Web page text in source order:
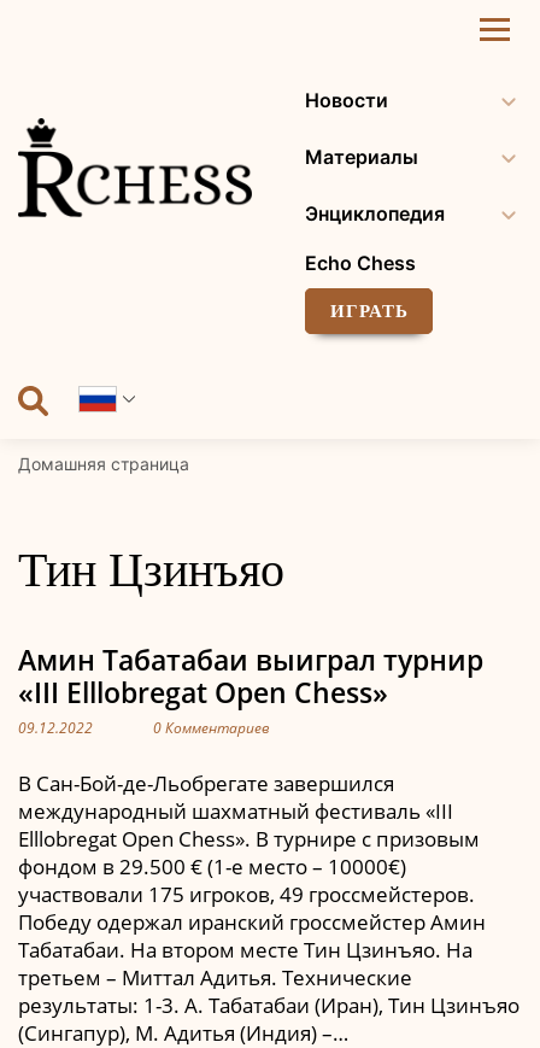
Новости
Материалы
Энциклопедия
Echo Chess
ИГРАТЬ
Домашняя страница
Тин Цзинъяо
Амин Табатабаи выиграл турнир
«III Elllobregat Open Chess»
09.12.2022 0 Комментариев
В Сан-Бой-де-Льобрегате завершился
международный шахматный фестиваль «III
Elllobregat Open Chess». В турнире с призовым
фондом в 29.500 € (1-е место – 10000€)
участвовали 175 игроков, 49 гроссмейстеров.
Победу одержал иранский гроссмейстер Амин
Табатабаи. На втором месте Тин Цзинъяо. На
третьем – Миттал Адитья. Технические
результаты: 1-3. А. Табатабаи (Иран), Тин Цзинъяо
(Сингапур), М. Адитья (Индия) –…